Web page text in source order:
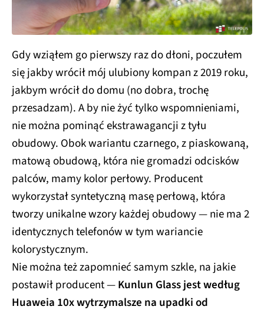
Gdy wziąłem go pierwszy raz do dłoni, poczułem
się jakby wrócił mój ulubiony kompan z 2019 roku,
jakbym wrócił do domu (no dobra, trochę
przesadzam). A by nie żyć tylko wspomnieniami,
nie można pominąć ekstrawagancji z tyłu
obudowy. Obok wariantu czarnego, z piaskowaną,
matową obudową, która nie gromadzi odcisków
palców, mamy kolor perłowy. Producent
wykorzystał syntetyczną masę perłową, która
tworzy unikalne wzory każdej obudowy — nie ma 2
identycznych telefonów w tym wariancie
kolorystycznym.
Nie można też zapomnieć samym szkle, na jakie
postawił producent —Kunlun Glass jest według
Huaweia 10x wytrzymalsze na upadki od